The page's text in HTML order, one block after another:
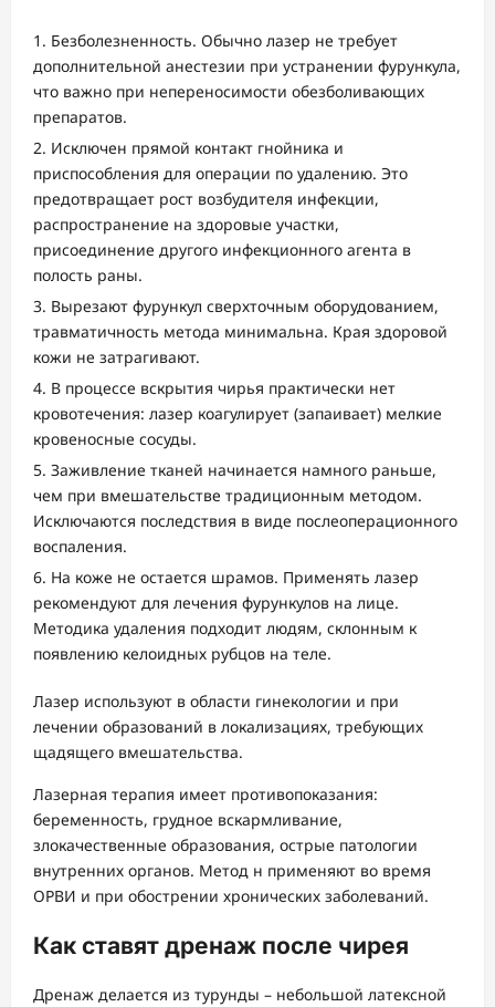
Безболезненность. Обычно лазер не требует
дополнительной анестезии при устранении фурункула,
что важно при непереносимости обезболивающих
препаратов.
Исключен прямой контакт гнойника и
приспособления для операции по удалению. Это
предотвращает рост возбудителя инфекции,
распространение на здоровые участки,
присоединение другого инфекционного агента в
полость раны.
Вырезают фурункул сверхточным оборудованием,
травматичность метода минимальна. Края здоровой
кожи не затрагивают.
В процессе вскрытия чирья практически нет
кровотечения: лазер коагулирует (запаивает) мелкие
кровеносные сосуды.
Заживление тканей начинается намного раньше,
чем при вмешательстве традиционным методом.
Исключаются последствия в виде послеоперационного
воспаления.
На коже не остается шрамов. Применять лазер
рекомендуют для лечения фурункулов на лице.
Методика удаления подходит людям, склонным к
появлению келоидных рубцов на теле.
Лазер используют в области гинекологии и при
лечении образований в локализациях, требующих
щадящего вмешательства.
Лазерная терапия имеет противопоказания:
беременность, грудное вскармливание,
злокачественные образования, острые патологии
внутренних органов. Метод н применяют во время
ОРВИ и при обострении хронических заболеваний.
Как ставят дренаж после чирея
Дренаж делается из турунды – небольшой латексной